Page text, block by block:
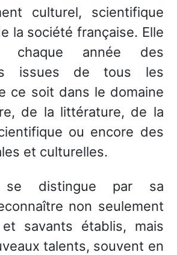
culturel, scientifique
la société française. Elle
chaque année des
issues de tous les
ce soit dans le domaine
de la littérature, de la
ou encore des
et culturelles.
se distingue par sa
non seulement
savants établis, mais
talents, souvent en